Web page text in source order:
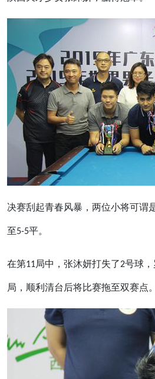
决赛刮起青春风暴，两位小将可谓
至5-5平。
在第11局中，张沐妍打失了2号球
局，顺利清台后将比赛拖至双赛点。